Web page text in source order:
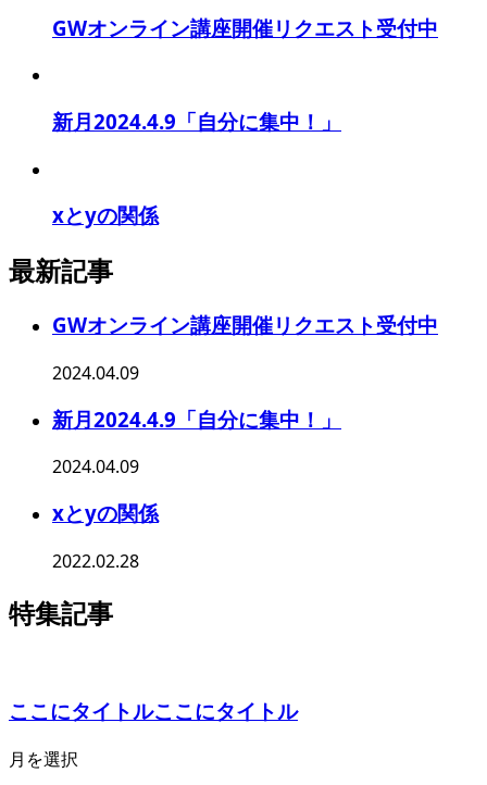
GWオンライン講座開催リクエスト受付中
新月2024.4.9「自分に集中！」
xとyの関係
最新記事
GWオンライン講座開催リクエスト受付中
2024.04.09
新月2024.4.9「自分に集中！」
2024.04.09
xとyの関係
2022.02.28
特集記事
ここにタイトルここにタイトル
月を選択